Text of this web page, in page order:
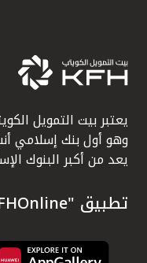
يعتبر بيت التمويل
يعد من أكبر البنوك
تطبيق "KFHOnline" للهواتف الذكية